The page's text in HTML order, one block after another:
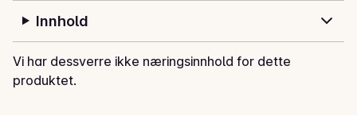
Innhold
Vi har dessverre ikke næringsinnhold for dette
produktet.